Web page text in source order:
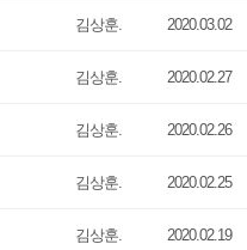
김상훈. 2020.03.02
김상훈. 2020.02.27
김상훈. 2020.02.26
김상훈. 2020.02.25
김상훈. 2020.02.19